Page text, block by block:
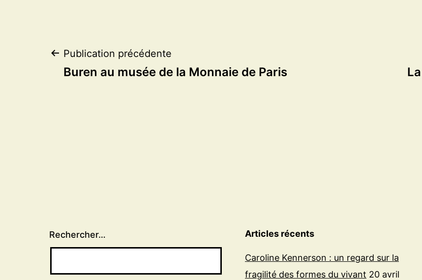
Navigation
Publication précédente
Buren au musée de la Monnaie de Paris
Rechercher… Articles récents
Caroline Kennerson : un regard sur la
fragilité des formes du vivant 20 avril